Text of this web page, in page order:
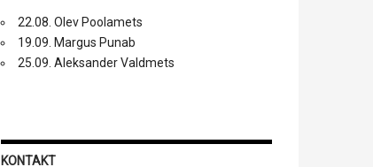
22.08. Olev Poolamets
19.09. Margus Punab
25.09. Aleksander Valdmets
KONTAKT